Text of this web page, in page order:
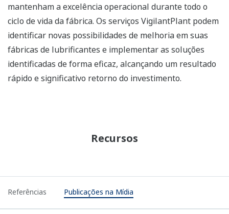
mantenham a excelência operacional durante todo o
ciclo de vida da fábrica. Os serviços VigilantPlant podem
identificar novas possibilidades de melhoria em suas
fábricas de lubrificantes e implementar as soluções
identificadas de forma eficaz, alcançando um resultado
rápido e significativo retorno do investimento.
Recursos
Referências Publicações na Mídia